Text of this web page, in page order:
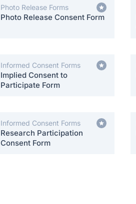
Photo Release Forms
Photo Release Consent Form
Informed Consent Forms
Implied Consent to
Participate Form
Informed Consent Forms
Research Participation
Consent Form